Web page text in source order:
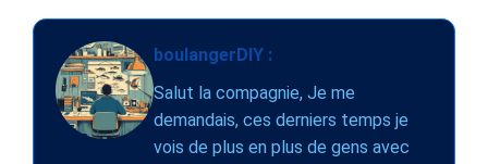
boulangerDIY :
Salut la compagnie, Je me
demandais, ces derniers temps je
vois de plus en plus de gens avec